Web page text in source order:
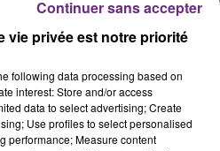
FM, vous
sujet d'actualité. Rencontre
font l'actu dans notre
vie privée est notre priorité
following data processing based on
interest: Store and/or access
data to select advertising; Create
Use profiles to select personalised
performance; Measure content
Continuer sans accepter